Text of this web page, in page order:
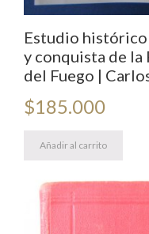
Estudio
y conquista de la
del Fuego |
$185.000
Añadir al carrito